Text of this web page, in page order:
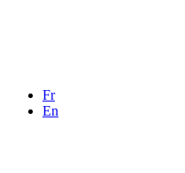
Fr
En